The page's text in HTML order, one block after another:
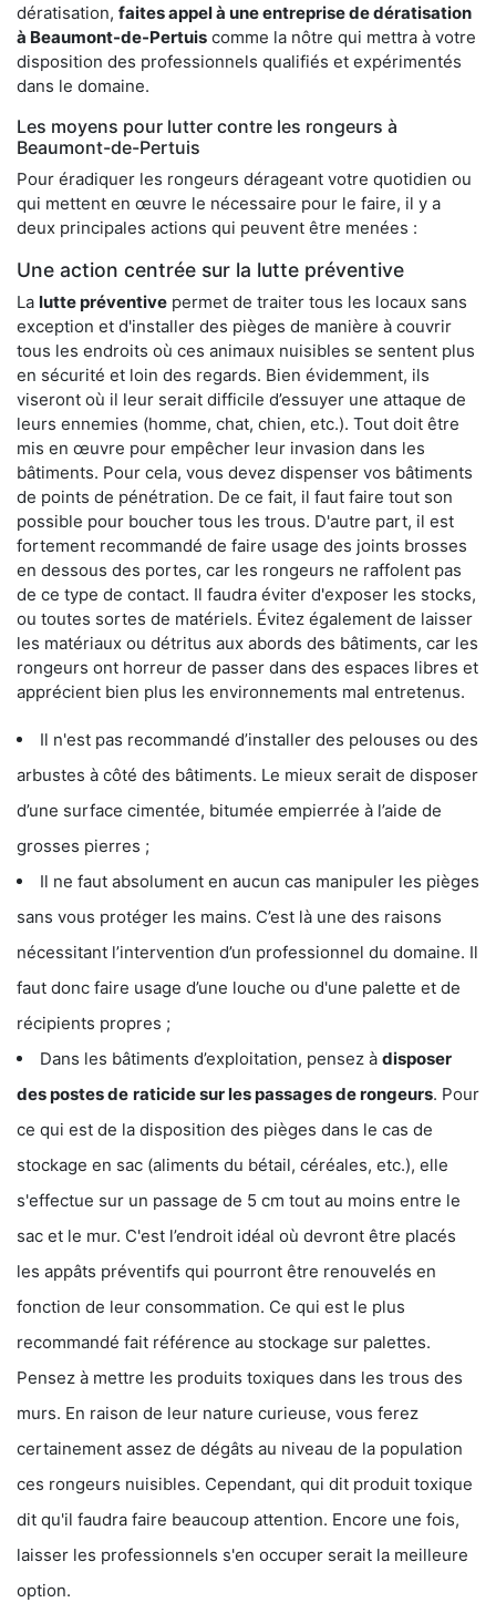
dératisation, faites appel à une entreprise de dératisation
à Beaumont-de-Pertuis comme la nôtre qui mettra à votre
disposition des professionnels qualifiés et expérimentés
dans le domaine.
Les moyens pour lutter contre les rongeurs à
Beaumont-de-Pertuis
Pour éradiquer les rongeurs dérageant votre quotidien ou
qui mettent en œuvre le nécessaire pour le faire, il y a
deux principales actions qui peuvent être menées :
Une action centrée sur la lutte préventive
La lutte préventive permet de traiter tous les locaux sans
exception et d'installer des pièges de manière à couvrir
tous les endroits où ces animaux nuisibles se sentent plus
en sécurité et loin des regards. Bien évidemment, ils
viseront où il leur serait difficile d’essuyer une attaque de
leurs ennemies (homme, chat, chien, etc.). Tout doit être
mis en œuvre pour empêcher leur invasion dans les
bâtiments. Pour cela, vous devez dispenser vos bâtiments
de points de pénétration. De ce fait, il faut faire tout son
possible pour boucher tous les trous. D'autre part, il est
fortement recommandé de faire usage des joints brosses
en dessous des portes, car les rongeurs ne raffolent pas
de ce type de contact. Il faudra éviter d'exposer les stocks,
ou toutes sortes de matériels. Évitez également de laisser
les matériaux ou détritus aux abords des bâtiments, car les
rongeurs ont horreur de passer dans des espaces libres et
apprécient bien plus les environnements mal entretenus.
Il n'est pas recommandé d’installer des pelouses ou des
arbustes à côté des bâtiments. Le mieux serait de disposer
d’une surface cimentée, bitumée empierrée à l’aide de
grosses pierres ;
Il ne faut absolument en aucun cas manipuler les pièges
sans vous protéger les mains. C’est là une des raisons
nécessitant l’intervention d’un professionnel du domaine. Il
faut donc faire usage d’une louche ou d'une palette et de
récipients propres ;
Dans les bâtiments d’exploitation, pensez à disposer
des postes de raticide sur les passages de rongeurs. Pour
ce qui est de la disposition des pièges dans le cas de
stockage en sac (aliments du bétail, céréales, etc.), elle
s'effectue sur un passage de 5 cm tout au moins entre le
sac et le mur. C'est l’endroit idéal où devront être placés
les appâts préventifs qui pourront être renouvelés en
fonction de leur consommation. Ce qui est le plus
recommandé fait référence au stockage sur palettes.
Pensez à mettre les produits toxiques dans les trous des
murs. En raison de leur nature curieuse, vous ferez
certainement assez de dégâts au niveau de la population
ces rongeurs nuisibles. Cependant, qui dit produit toxique
dit qu'il faudra faire beaucoup attention. Encore une fois,
laisser les professionnels s'en occuper serait la meilleure
option.